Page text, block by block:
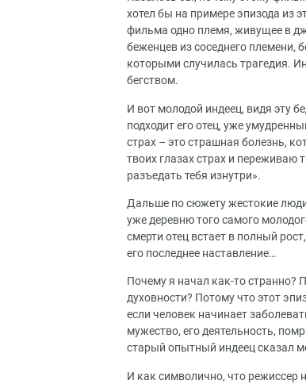
хотел бы на примере эпизода из
фильма одно племя, живущее в
беженцев из соседнего племени,
которыми случилась трагедия.
бегством.
И вот молодой индеец, видя эту
подходит его отец, уже
страх – это страшная болезнь,
твоих глазах страх и переживаю
разъедать тебя изнутри».
Дальше по сюжету жестокие
уже деревню того самого
смерти отец встает в полный
его последнее наставление…
Почему я начал как-то странно?
духовности? Потому что этот
если человек начинает
мужество, его деятельность,
старый опытный индеец сказал
И как символично, что режиссер